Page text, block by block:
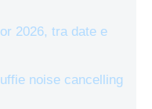
2026, tra date e
noise cancelling